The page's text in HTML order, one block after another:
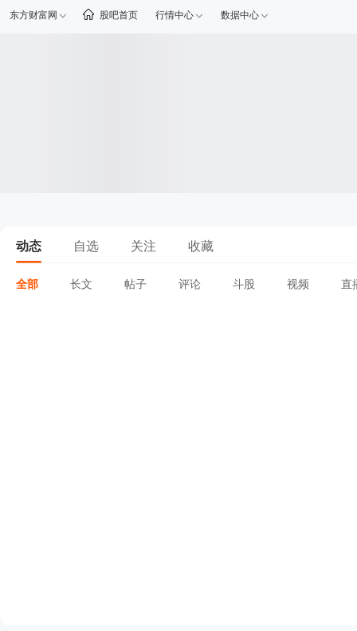
东方财富网 股吧首页 行情中心 数据中心
动态 自选 关注 收藏
全部 长文 帖子 评论 斗股 视频 直